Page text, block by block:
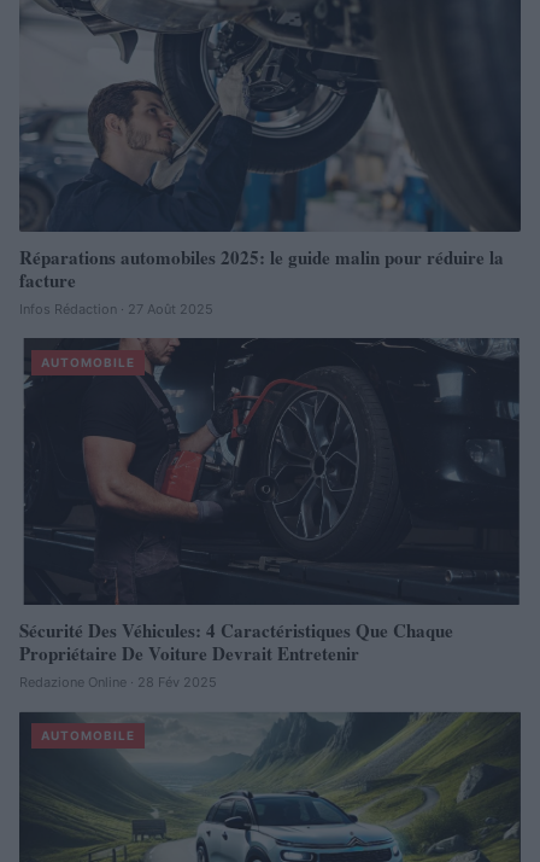
Réparations automobiles 2025: le guide malin pour réduire la
facture
Infos Rédaction · 27 Août 2025
AUTOMOBILE
Sécurité Des Véhicules: 4 Caractéristiques Que Chaque
Propriétaire De Voiture Devrait Entretenir
Redazione Online · 28 Fév 2025
AUTOMOBILE